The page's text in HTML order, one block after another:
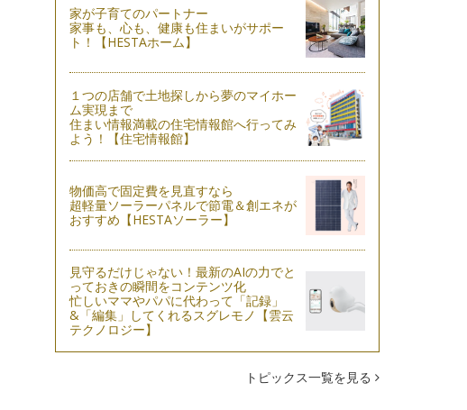
家が子育てのパートナー
家事も、心も、健康も住まいがサポー
ト！【HESTAホーム】
１つの店舗で土地探しから夢のマイホー
ム実現まで
住まい情報満載の住宅情報館へ行ってみ
よう！【住宅情報館】
物価高で固定費を見直すなら
超軽量ソーラーパネルで節電＆創エネが
おすすめ【HESTAソーラー】
見守るだけじゃない！最新のAIの力でと
っておきの瞬間をコンテンツ化
忙しいママやパパに代わって「記録」
&「編集」してくれるスグレモノ【雲云
テクノロジー】
トピックス一覧を見る